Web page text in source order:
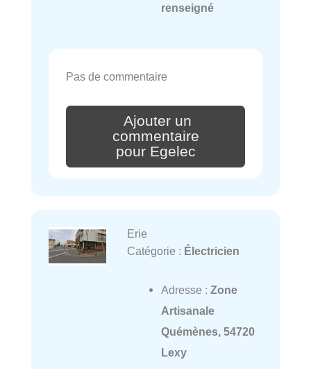
renseigné
Pas de commentaire
Ajouter un
commentaire
pour Egelec
Erie
Catégorie : Électricien
Adresse : Zone
Artisanale
Quémènes, 54720
Lexy